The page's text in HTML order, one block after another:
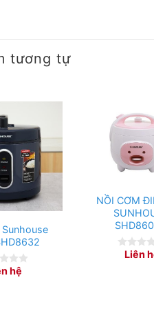
10 cốc gạo kèm nồi,
tương tự
hệ
NỒI CƠM
Liên